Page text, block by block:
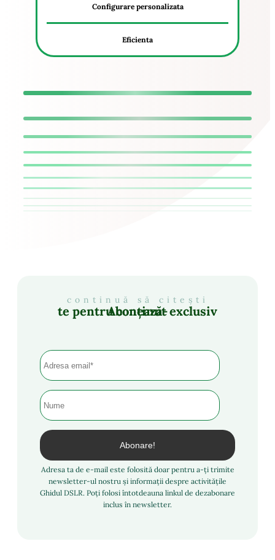
Configurare personalizata
Eficienta
continuă să citești
Abonează-te pentru conținut exclusiv
Adresa ta de e-mail este folosită doar pentru a-ți trimite
newsletter-ul nostru și informații despre activitățile
Ghidul DSLR. Poți folosi întotdeauna linkul de dezabonare
inclus în newsletter.